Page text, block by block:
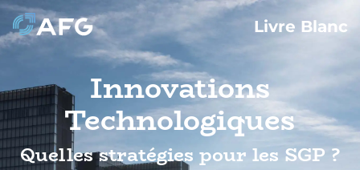
Livre Blanc
Innovations
Technologiques
Quelles stratégies pour les SGP ?